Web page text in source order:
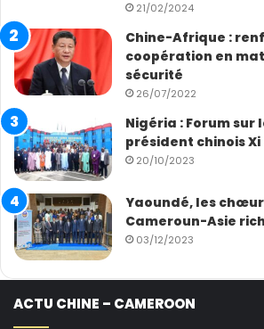
21/02/2024
Chine-Afrique :
coopération en
sécurité
26/07/2022
Nigéria : Forum sur
président chinois
20/10/2023
Yaoundé, les
Cameroun-Asie
03/12/2023
ACTU CHINE – CAMEROON